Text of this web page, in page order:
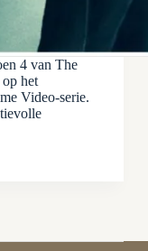
4 van The
het
Video-serie.